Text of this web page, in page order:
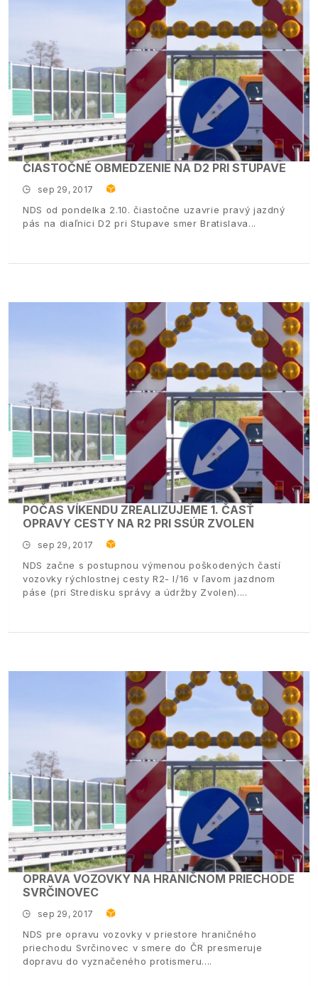
ČIASTOČNÉ OBMEDZENIE NA D2 PRI STUPAVE
sep 29, 2017
NDS od pondelka 2.10. čiastočne uzavrie pravý jazdný
pás na diaľnici D2 pri Stupave smer Bratislava
POČAS VÍKENDU ZREALIZUJEME 1. ČASŤ
OPRAVY CESTY NA R2 PRI SSÚR ZVOLEN
sep 29, 2017
NDS začne s postupnou výmenou poškodených častí
vozovky rýchlostnej cesty R2- I/16 v ľavom jazdnom
páse (pri Stredisku správy a údržby Zvolen).
OPRAVA VOZOVKY NA HRANIČNOM PRIECHODE
SVRČINOVEC
sep 29, 2017
NDS pre opravu vozovky v priestore hraničného
priechodu Svrčinovec v smere do ČR presmeruje
dopravu do vyznačeného protismeru.